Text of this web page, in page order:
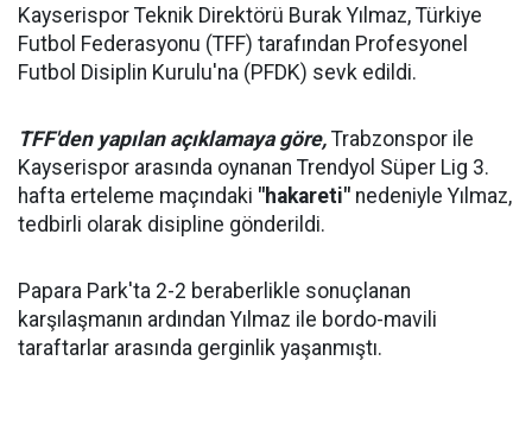
Kayserispor Teknik Direktörü Burak Yılmaz, Türkiye
Futbol Federasyonu (TFF) tarafından Profesyonel
Futbol Disiplin Kurulu'na (PFDK) sevk edildi.
TFF'den yapılan açıklamaya göre, Trabzonspor ile
Kayserispor arasında oynanan Trendyol Süper Lig 3.
hafta erteleme maçındaki "hakareti" nedeniyle Yılmaz,
tedbirli olarak disipline gönderildi.
Papara Park'ta 2-2 beraberlikle sonuçlanan
karşılaşmanın ardından Yılmaz ile bordo-mavili
taraftarlar arasında gerginlik yaşanmıştı.